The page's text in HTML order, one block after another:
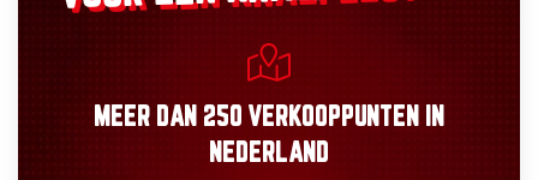
MEER DAN 250 VERKOOPPUNTEN
IN
NEDERLAND